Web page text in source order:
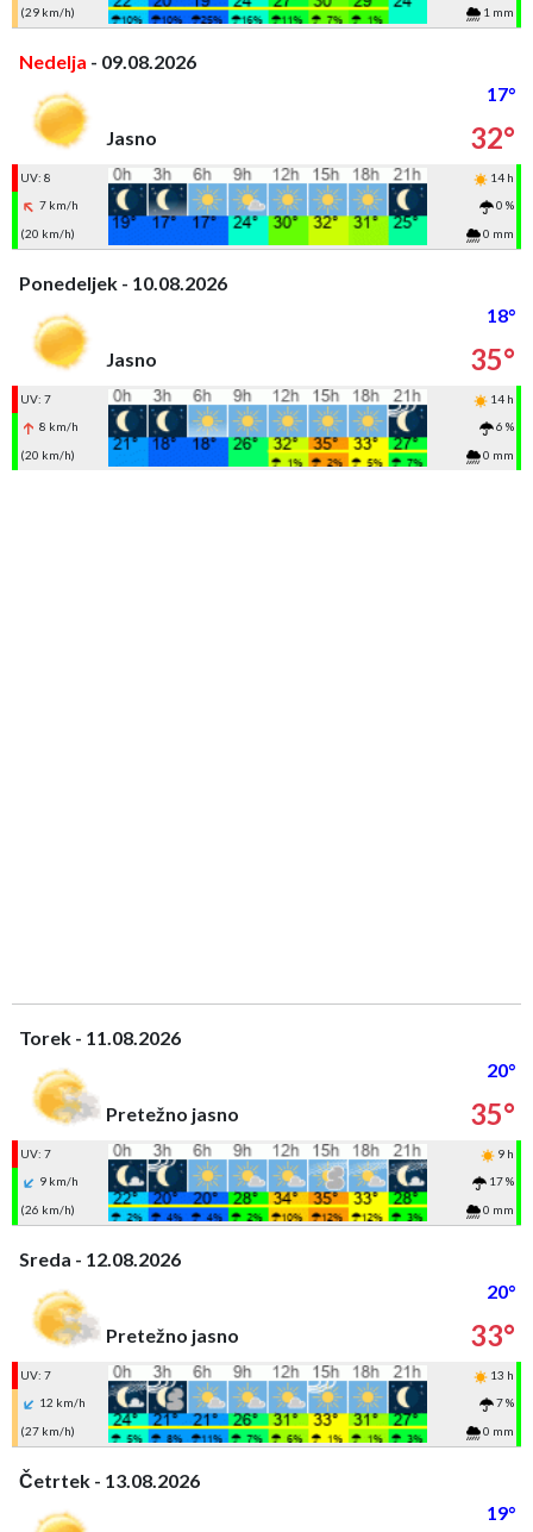
(29 km/h)
1 mm
Nedelja - 09.08.2026
17°
Jasno
32°
UV: 8
14 h
7 km/h
0 %
(20 km/h)
0 mm
Ponedeljek - 10.08.2026
18°
Jasno
35°
UV: 7
14 h
8 km/h
6 %
(20 km/h)
0 mm
Torek - 11.08.2026
20°
Pretežno jasno
35°
UV: 7
9 h
9 km/h
17 %
(26 km/h)
0 mm
Sreda - 12.08.2026
20°
Pretežno jasno
33°
UV: 7
13 h
12 km/h
7 %
(27 km/h)
0 mm
Četrtek - 13.08.2026
19°